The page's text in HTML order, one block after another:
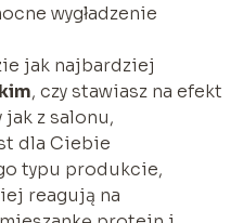
wygładzenie
jak najbardziej
, czy stawiasz na efekt
z salonu,
dla Ciebie
typu produkcie,
reagują na